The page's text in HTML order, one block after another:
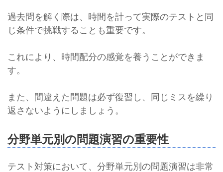
過去問を解く際は、時間を計って実際のテストと同
じ条件で挑戦することも重要です。
これにより、時間配分の感覚を養うことができま
す。
また、間違えた問題は必ず復習し、同じミスを繰り
返さないようにしましょう。
分野単元別の問題演習の重要性
テスト対策において、分野単元別の問題演習は非常